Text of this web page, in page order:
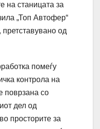
на станицата за
„Топ Автофер“
од
помеѓу
контрола на
поврзана со
дел од
просторите за